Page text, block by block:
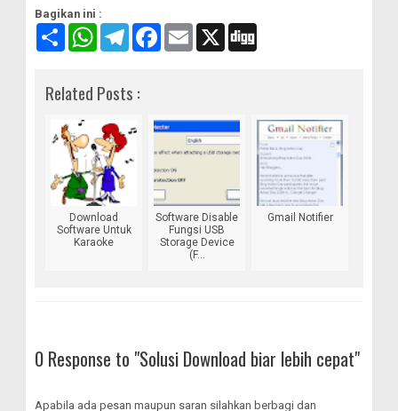
Bagikan ini :
S
n
W
s
A
p
T
r
m
F
k
E
m
X
Related Posts :
Download
Software Untuk
Karaoke
Software Disable
Fungsi USB
Storage Device
(F...
Gmail Notifier
0 Response to "Solusi Download biar lebih cepat"
Apabila ada pesan maupun saran silahkan berbagi dan